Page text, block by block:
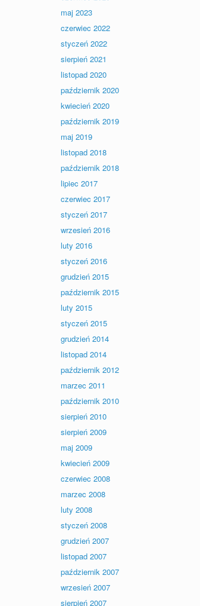
maj 2023
czerwiec 2022
styczeń 2022
sierpień 2021
listopad 2020
październik 2020
kwiecień 2020
październik 2019
maj 2019
listopad 2018
październik 2018
lipiec 2017
czerwiec 2017
styczeń 2017
wrzesień 2016
luty 2016
styczeń 2016
grudzień 2015
październik 2015
luty 2015
styczeń 2015
grudzień 2014
listopad 2014
październik 2012
marzec 2011
październik 2010
sierpień 2010
sierpień 2009
maj 2009
kwiecień 2009
czerwiec 2008
marzec 2008
luty 2008
styczeń 2008
grudzień 2007
listopad 2007
październik 2007
wrzesień 2007
sierpień 2007